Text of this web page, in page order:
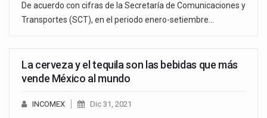
De acuerdo con cifras de la Secretaría de Comunicaciones y
Transportes (SCT), en el periodo enero-setiembre…
La cerveza y el tequila son las bebidas que más
vende México al mundo
INCOMEX Dic 31, 2021